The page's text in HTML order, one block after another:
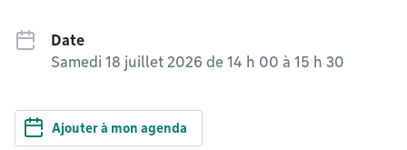
Date
Samedi 18 juillet 2026 de 14 h 00 à 15 h 30
Ajouter à mon agenda